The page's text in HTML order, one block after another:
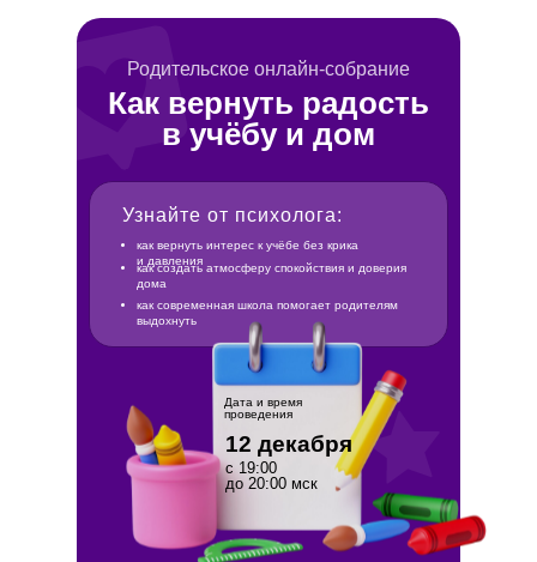
как современная школа помогает родителям
выдохнуть
как создать атмосферу спокойствия и доверия
дома
как вернуть интерес к учёбе без крика
и давления
Узнайте от психолога:
Родительское онлайн-собрание
Как вернуть радость
в учёбу и дом
12 декабря
с 19:00
до 20:00 мск
Дата и время
проведения
Записаться на эфир